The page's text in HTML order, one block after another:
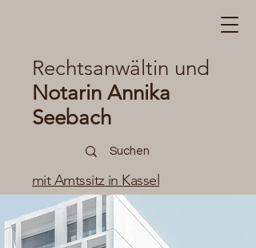
Rechtsanwältin und
Notarin Annika
Seebach
mit Amtssitz in Kassel